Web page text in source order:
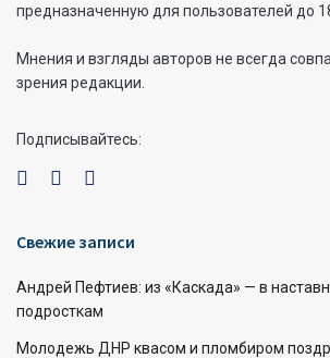
предназначенную для пользователей до
Мнения и взгляды авторов не всегда
зрения редакции.
Подписывайтесь:
Свежие записи
Андрей Пефтиев: из «Каскада» — в
подросткам
Молодежь ДНР квасом и пломбиром